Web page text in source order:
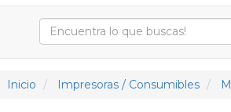
Inicio Impresoras / Consumibles